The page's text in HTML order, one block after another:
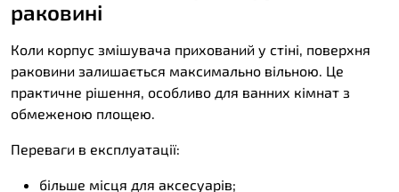
раковині
Коли корпус змішувача прихований у стіні, поверхня
раковини залишається максимально вільною. Це
практичне рішення, особливо для ванних кімнат з
обмеженою площею.
Переваги в експлуатації:
більше місця для аксесуарів;